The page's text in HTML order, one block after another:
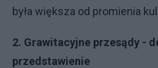
była większa od promienia
2. Grawitacyjne przesądy -
przedstawienie